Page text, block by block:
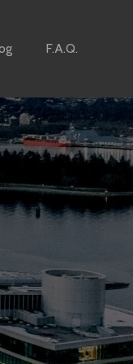
F.A.Q.